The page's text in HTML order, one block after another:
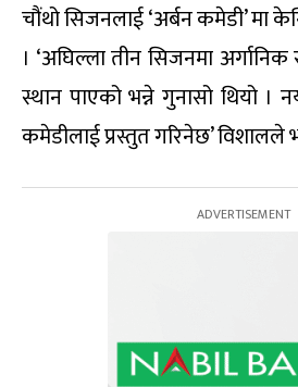
चौंथो सिजनलाई ‘अर्बन कमेडी’ मा
। ‘अघिल्ला तीन सिजनमा
स्थान पाएको भन्ने गुनासो थियो ।
कमेडीलाई प्रस्तुत गरिनेछ’ विशालले